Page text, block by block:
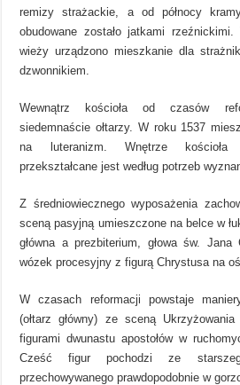
remizy strażackie, a od północy
obudowane zostało jatkami
wieży urządzono mieszkanie dla
dzwonnikiem.
Wewnątrz kościoła od czasów
siedemnaście ołtarzy. W roku 1537
na luteranizm. Wnętrze kościoła
przekształcane jest według potrzeb
Z średniowiecznego wyposażenia
sceną pasyjną umieszczone na belce w
główna a prezbiterium, głowa św.
wózek procesyjny z figurą Chrystusa na
W czasach reformacji powstaje
(ołtarz główny) ze sceną
figurami dwunastu apostołów w
Cześć figur pochodzi ze
przechowywanego prawdopodobnie w